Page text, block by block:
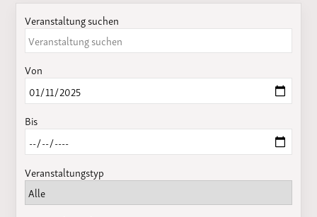
Veranstaltung suchen
Von
Bis
Veranstaltungstyp